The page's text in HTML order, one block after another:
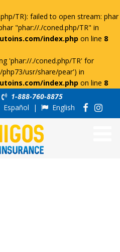
TR): failed to open stream: phar
"phar://./coned.php/TR" in
index.php on line 8
'phar://./coned.php/TR' for
usr/share/pear') in
index.php on line 8
1-888-760-8875
Español | English